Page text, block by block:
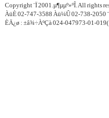
Copyright ¨Ï 2001.µ¶µµº»ºÎ. All rights
ÀüÈ­ 02-747-3588 Àü¼Û 02-738-2050
ÈÄ¿ø : ±â¾÷ÀºÇà 024-047973-01-